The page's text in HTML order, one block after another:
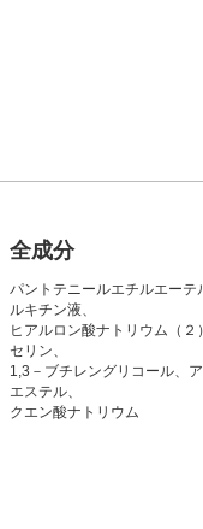
全成分
パントテニールエチルエー
ルキチン液、
ヒアルロン酸ナトリウム（
セリン、
1,3－ブチレングリコール、
エステル、
クエン酸ナトリウム